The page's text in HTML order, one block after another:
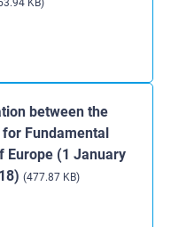
KB)
between the
for Fundamental
Europe (1 January
(477.87 KB)